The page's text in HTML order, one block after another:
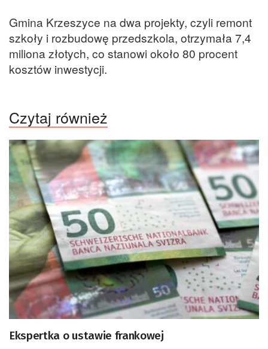
Gmina Krzeszyce na dwa projekty, czyli remont
szkoły i rozbudowę przedszkola, otrzymała 7,4
miliona złotych, co stanowi około 80 procent
kosztów inwestycji.
Czytaj również
Ekspertka o ustawie frankowej